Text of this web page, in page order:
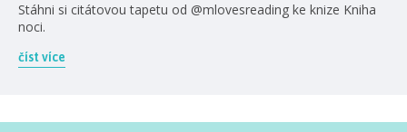
Stáhni si citátovou tapetu od @mlovesreading ke knize Kniha
noci.
číst více